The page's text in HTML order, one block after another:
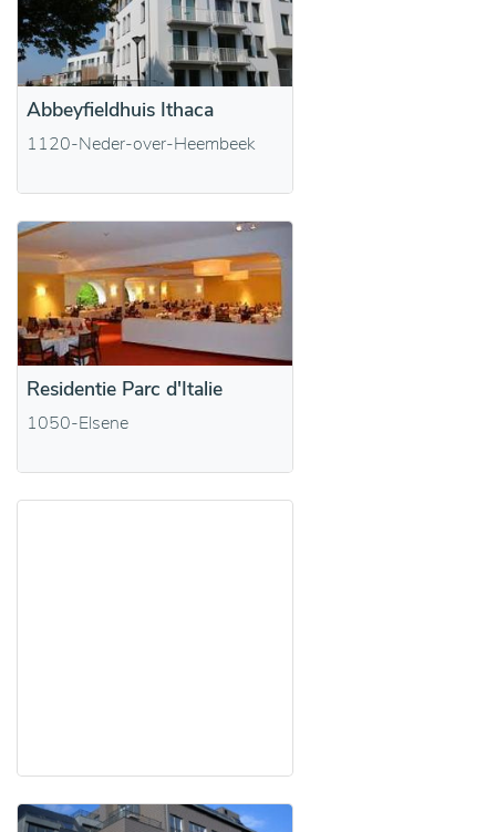
Abbeyfieldhuis Ithaca
1120-Neder-over-Heembeek
Residentie Parc d'Italie
1050-Elsene